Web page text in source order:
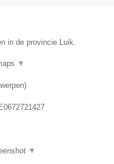
in de provincie Luik.
▼
)
▼